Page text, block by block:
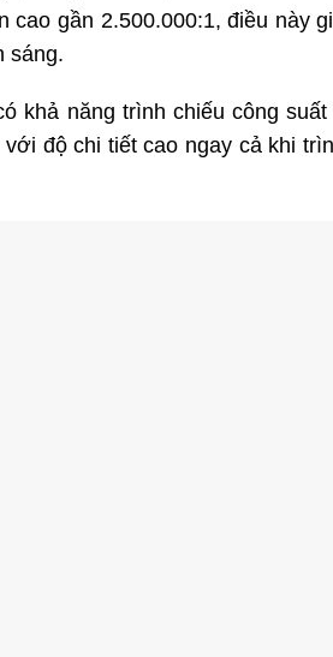
gần 2.500.000:1, điều này
sáng.
khả năng trình chiếu công
độ chi tiết cao ngay cả khi